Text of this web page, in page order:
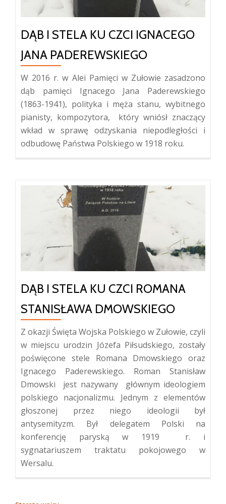
DĄB I STELA KU CZCI IGNACEGO
JANA PADEREWSKIEGO
W 2016 r. w Alei Pamięci w Zułowie zasadzono
dąb pamięci Ignacego Jana Paderewskiego
(1863-1941), polityka i męża stanu, wybitnego
pianisty, kompozytora, który wniósł znaczący
wkład w sprawę odzyskania niepodległości i
odbudowę Państwa Polskiego w 1918 roku.
DĄB I STELA KU CZCI ROMANA
STANISŁAWA DMOWSKIEGO
Z okazji Święta Wojska Polskiego w Zułowie, czyli
w miejscu urodzin Józefa Piłsudskiego, zostały
poświęcone stele Romana Dmowskiego oraz
Ignacego Paderewskiego. Roman Stanisław
Dmowski jest nazywany głównym ideologiem
polskiego nacjonalizmu. Jednym z elementów
głoszonej przez niego ideologii był
antysemityzm. Był delegatem Polski na
konferencję paryską w 1919 r. i
sygnatariuszem traktatu pokojowego w
Wersalu.